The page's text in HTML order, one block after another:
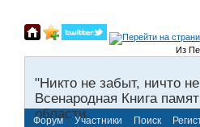
Из
"Никто не забыт, ничто
Всенародная Книга
области.
Форум Участники Поиск